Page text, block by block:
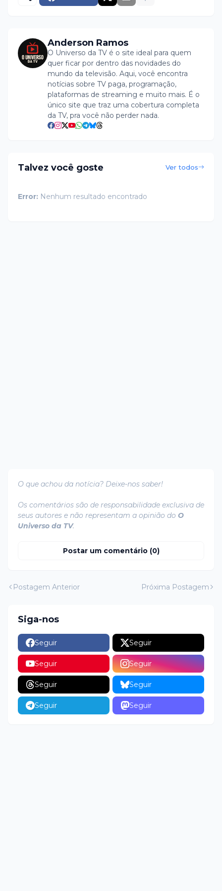
Anderson Ramos
O Universo da TV é o site ideal para quem
quer ficar por dentro das novidades do
mundo da televisão. Aqui, você encontra
notícias sobre TV paga, programação,
plataformas de streaming e muito mais. É o
único site que traz uma cobertura completa
da TV, pra você não perder nada.
Talvez você goste Ver todos
Error: Nenhum resultado encontrado
O que achou da notícia? Deixe-nos saber!
Os comentários são de responsabilidade exclusiva de
seus autores e não representam a opinião do O
Universo da TV.
Postar um comentário (0)
Postagem Anterior Próxima Postagem
Siga-nos
Seguir Seguir
Seguir Seguir
Seguir Seguir
Seguir Seguir